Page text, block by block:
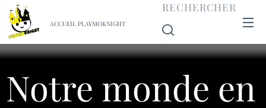
ACCUEIL PLAYMOKNIGHT
RECHERCHER
Notre monde en